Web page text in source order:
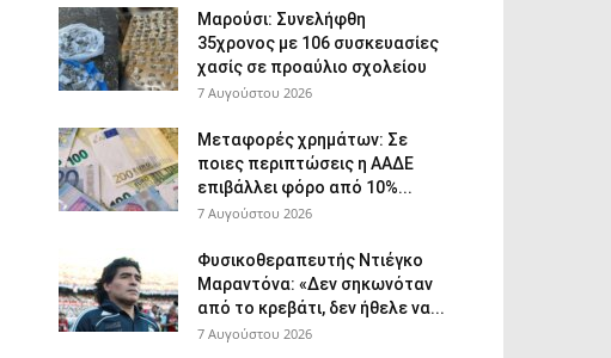
Μαρούσι: Συνελήφθη
35χρονος με 106 συσκευασίες
χασίς σε προαύλιο σχολείου
7 Αυγούστου 2026
Μεταφορές χρημάτων: Σε
ποιες περιπτώσεις η ΑΑΔΕ
επιβάλλει φόρο από 10%...
7 Αυγούστου 2026
Φυσικοθεραπευτής Ντιέγκο
Μαραντόνα: «Δεν σηκωνόταν
από το κρεβάτι, δεν ήθελε να...
7 Αυγούστου 2026